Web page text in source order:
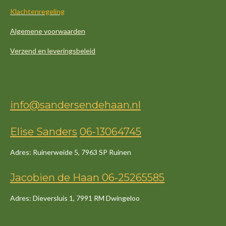
Klachtenregeling
Algemene voorwaarden
Verzend en leveringsbeleid
info@sandersendehaan.nl
Elise Sanders 06-13064745
Adres: Ruinerweide 5, 7963 SP Ruinen
Jacobien de Haan 06-25265585
Adres: Dieversluis 1, 7991 RM Dwingeloo